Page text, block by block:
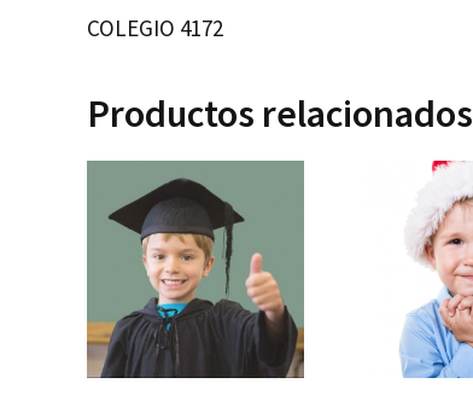
COLEGIO 4172
Productos relacionados